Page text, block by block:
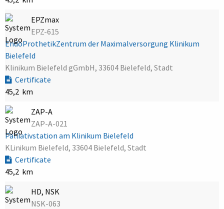
EPZmax
EPZ-615
EndoProthetikZentrum der Maximalversorgung Klinikum
Bielefeld
Klinikum Bielefeld gGmbH, 33604 Bielefeld, Stadt
Certificate
45,2 km
ZAP-A
ZAP-A-021
Palliativstation am Klinikum Bielefeld
KLinikum Bielefeld, 33604 Bielefeld, Stadt
Certificate
45,2 km
HD, NSK
NSK-063